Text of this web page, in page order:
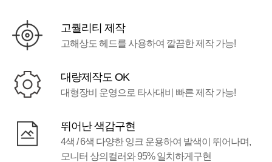
고퀄리티 제작
고해상도 헤드를 사용하여 깔끔한 제작 가능!
대량제작도 OK
대형장비 운영으로 타사대비 빠른 제작 가능!
뛰어난 색감구현
4색 / 6색 다양한 잉크 운용하여 발색이 뛰어나며,
모니터 상의컬러와 95% 일치하게구현